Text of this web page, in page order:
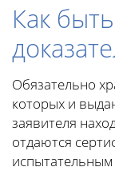
Как
Обязательно
которых и
заявителя
отдаются